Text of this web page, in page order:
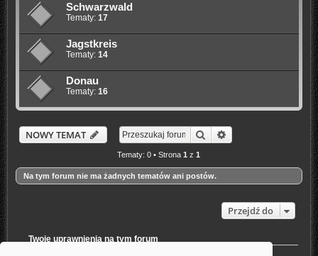
Schwarzwald
Tematy: 17
Jagstkreis
Tematy: 14
Donau
Tematy: 16
NOWY TEMAT Szukaj Wyszukiwanie
Tematy: 0 • Strona1 z1
Na tym forum nie ma żadnych tematów ani postów.
Przejdź do
Twoje uprawnienia na tym forum